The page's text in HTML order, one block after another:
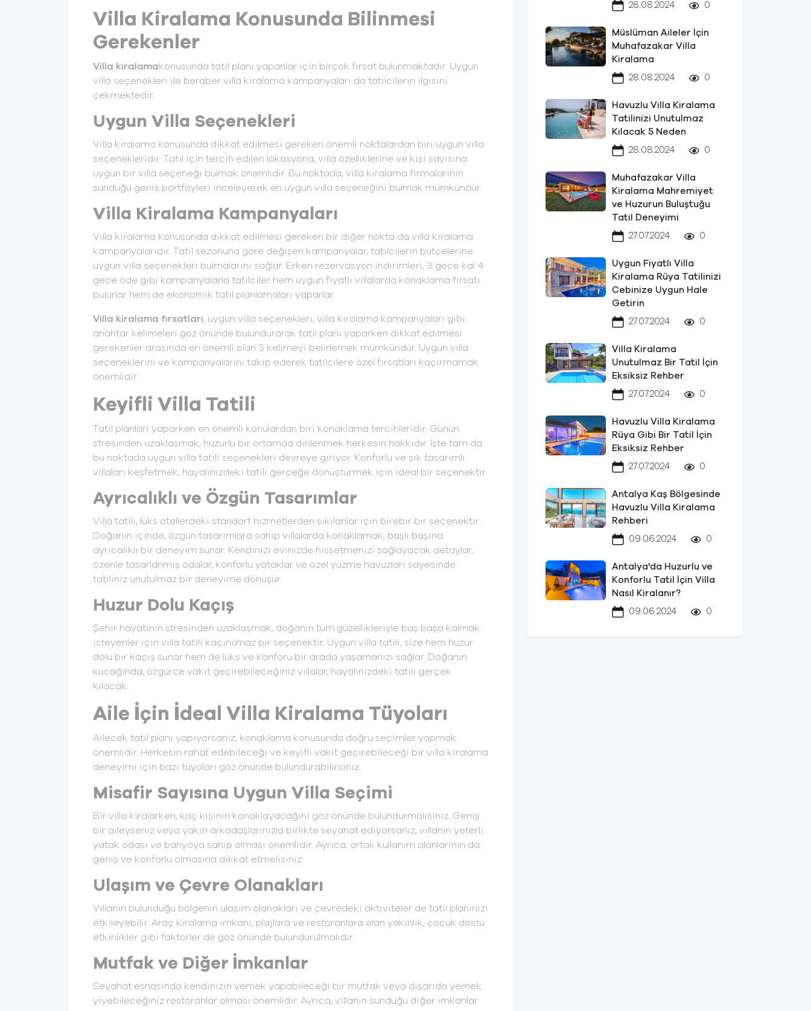
Villa Kiralama Konusunda Bilinmesi
Gerekenler
Villa kiralamakonusunda tatil planı yapanlar için birçok fırsat bulunmaktadır. Uygun
villa seçenekleri ile beraber villa kiralama kampanyaları da tatilcilerin ilgisini
çekmektedir.
Uygun Villa Seçenekleri
Villa kiralama konusunda dikkat edilmesi gereken önemli noktalardan biri uygun villa
seçenekleridir. Tatil için tercih edilen lokasyona, villa özelliklerine ve kişi sayısına
uygun bir villa seçeneği bulmak önemlidir. Bu noktada, villa kiralama firmalarının
sunduğu geniş portföyleri inceleyerek en uygun villa seçeneğini bulmak mümkündür.
Villa Kiralama Kampanyaları
Villa kiralama konusunda dikkat edilmesi gereken bir diğer nokta da villa kiralama
kampanyalarıdır. Tatil sezonuna göre değişen kampanyalar, tatilcilerin bütçelerine
uygun villa seçenekleri bulmalarını sağlar. Erken rezervasyon indirimleri, 3 gece kal 4
gece öde gibi kampanyalarla tatilciler hem uygun fiyatlı villalarda konaklama fırsatı
bulurlar hem de ekonomik tatil planlamaları yaparlar.
Villa kiralama fırsatları, uygun villa seçenekleri, villa kiralama kampanyaları gibi
anahtar kelimeleri göz önünde bulundurarak tatil planı yaparken dikkat edilmesi
gerekenler arasında en önemli olan 3 kelimeyi belirlemek mümkündür. Uygun villa
seçeneklerini ve kampanyalarını takip ederek tatilcilere özel fırsatları kaçırmamak
önemlidir.
Keyifli Villa Tatili
Tatil planları yaparken en önemli konulardan biri konaklama tercihleridir. Günün
stresinden uzaklaşmak, huzurlu bir ortamda dinlenmek herkesin hakkıdır. İşte tam da
bu noktada uygun villa tatili seçenekleri devreye giriyor. Konforlu ve şık tasarımlı
villaları keşfetmek, hayalinizdeki tatili gerçeğe dönüştürmek için ideal bir seçenektir.
Ayrıcalıklı ve Özgün Tasarımlar
Villa tatili, lüks otellerdeki standart hizmetlerden sıkılanlar için birebir bir seçenektir.
Doğanın içinde, özgün tasarımlara sahip villalarda konaklamak, başlı başına
ayrıcalıklı bir deneyim sunar. Kendinizi evinizde hissetmenizi sağlayacak detaylar,
özenle tasarlanmış odalar, konforlu yataklar ve özel yüzme havuzları sayesinde
tatiliniz unutulmaz bir deneyime dönüşür.
Huzur Dolu Kaçış
Şehir hayatının stresinden uzaklaşmak, doğanın tüm güzellikleriyle baş başa kalmak
isteyenler için villa tatili kaçınılmaz bir seçenektir. Uygun villa tatili, size hem huzur
dolu bir kaçış sunar hem de lüks ve konforu bir arada yaşamanızı sağlar. Doğanın
kucağında, özgürce vakit geçirebileceğiniz villalar, hayalinizdeki tatili gerçek
kılacak.
Aile İçin İdeal Villa Kiralama Tüyoları
Ailecek tatil planı yapıyorsanız, konaklama konusunda doğru seçimler yapmak
önemlidir. Herkesin rahat edebileceği ve keyifli vakit geçirebileceği bir villa kiralama
deneyimi için bazı tüyoları göz önünde bulundurabilirsiniz.
Misafir Sayısına Uygun Villa Seçimi
Bir villa kiralarken, kaç kişinin konaklayacağını göz önünde bulundurmalısınız. Geniş
bir aileyseniz veya yakın arkadaşlarınızla birlikte seyahat ediyorsanız, villanın yeterli
yatak odası ve banyoya sahip olması önemlidir. Ayrıca, ortak kullanım alanlarının da
geniş ve konforlu olmasına dikkat etmelisiniz.
Ulaşım ve Çevre Olanakları
Villanın bulunduğu bölgenin ulaşım olanakları ve çevredeki aktiviteler de tatil planınızı
etkileyebilir. Araç kiralama imkanı, plajlara ve restoranlara olan yakınlık, çocuk dostu
etkinlikler gibi faktörler de göz önünde bulundurulmalıdır.
Mutfak ve Diğer İmkanlar
Seyahat esnasında kendinizin yemek yapabileceği bir mutfak veya dışarıda yemek
yiyebileceğiniz restoranlar olması önemlidir. Ayrıca, villanın sunduğu diğer imkanlar
28.08.2024
0
Müslüman Aileler İçin
Muhafazakar Villa
Kiralama
28.08.2024
0
Havuzlu Villa Kiralama
Tatilinizi Unutulmaz
Kılacak 5 Neden
28.08.2024
0
Muhafazakar Villa
Kiralama Mahremiyet
ve Huzurun Buluştuğu
Tatil Deneyimi
27.07.2024
0
Uygun Fiyatlı Villa
Kiralama Rüya Tatilinizi
Cebinize Uygun Hale
Getirin
27.07.2024
0
Villa Kiralama
Unutulmaz Bir Tatil İçin
Eksiksiz Rehber
27.07.2024
0
Havuzlu Villa Kiralama
Rüya Gibi Bir Tatil İçin
Eksiksiz Rehber
27.07.2024
0
Antalya Kaş Bölgesinde
Havuzlu Villa Kiralama
Rehberi
09.06.2024
0
Antalya'da Huzurlu ve
Konforlu Tatil İçin Villa
Nasıl Kiralanır?
09.06.2024
0